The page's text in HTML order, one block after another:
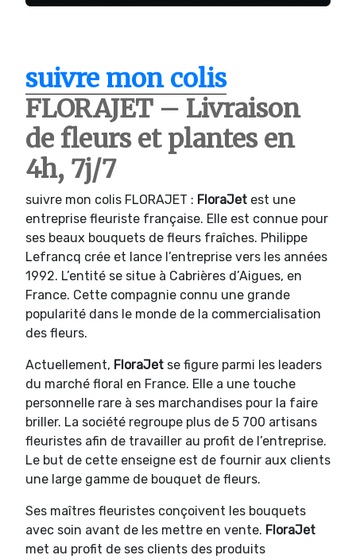
suivre mon colis
FLORAJET – Livraison
de fleurs et plantes en
4h, 7j/7
suivre mon colis FLORAJET : FloraJet est une
entreprise fleuriste française. Elle est connue pour
ses beaux bouquets de fleurs fraîches. Philippe
Lefrancq crée et lance l’entreprise vers les années
1992. L’entité se situe à Cabrières d’Aigues, en
France. Cette compagnie connu une grande
popularité dans le monde de la commercialisation
des fleurs.
Actuellement, FloraJet se figure parmi les leaders
du marché floral en France. Elle a une touche
personnelle rare à ses marchandises pour la faire
briller. La société regroupe plus de 5 700 artisans
fleuristes afin de travailler au profit de l’entreprise.
Le but de cette enseigne est de fournir aux clients
une large gamme de bouquet de fleurs.
Ses maîtres fleuristes conçoivent les bouquets
avec soin avant de les mettre en vente. FloraJet
met au profit de ses clients des produits